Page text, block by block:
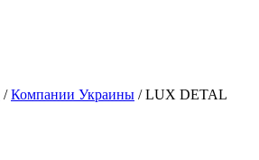
/Компании Украины / LUX DETAL